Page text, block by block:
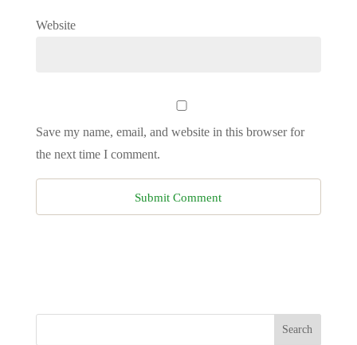
Website
Save my name, email, and website in this browser for
the next time I comment.